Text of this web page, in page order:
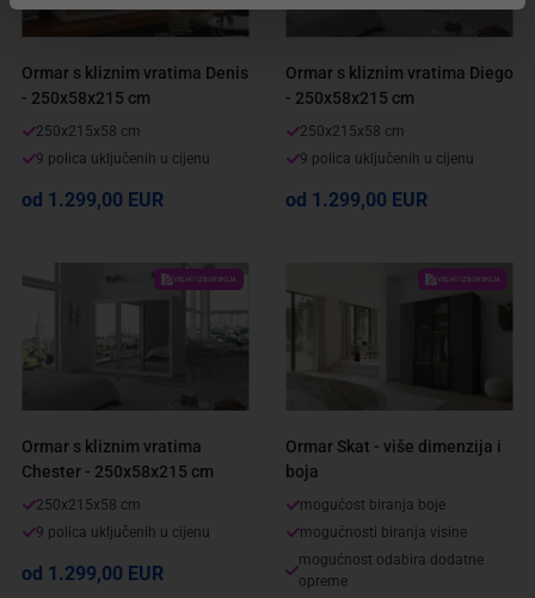
Ormar s kliznim vratima Denis
- 250x58x215 cm
250x215x58 cm
9 polica uključenih u cijenu
od 1.299,00 EUR
Ormar s kliznim vratima Diego
- 250x58x215 cm
250x215x58 cm
9 polica uključenih u cijenu
od 1.299,00 EUR
VELIKI IZBOR BOJA
Ormar s kliznim vratima
Chester - 250x58x215 cm
250x215x58 cm
9 polica uključenih u cijenu
od 1.299,00 EUR
VELIKI IZBOR BOJA
Ormar Skat - više dimenzija i
boja
mogućost biranja boje
mogućnosti biranja visine
mogućnost odabira dodatne
opreme